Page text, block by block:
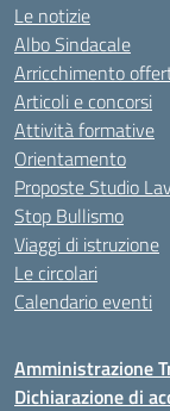
Le notizie
Albo Sindacale
Arricchimento
Articoli e concorsi
Attività formative
Orientamento
Proposte Studio
Stop Bullismo
Viaggi di istruzione
Le circolari
Calendario eventi
Amministrazione
Dichiarazione di